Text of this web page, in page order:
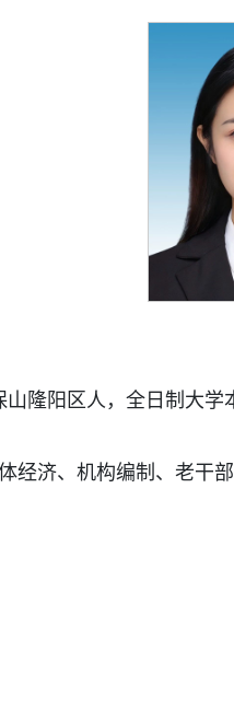
隆阳区人，全日制大
经济、机构编制、老干